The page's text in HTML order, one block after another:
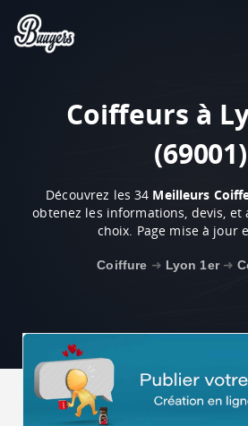
Coiffeurs à
(69001)
Découvrez les 34 Meilleurs
obtenez les informations, devis,
choix. Page mise à jour
Coiffure ➜ Lyon 1er ➜